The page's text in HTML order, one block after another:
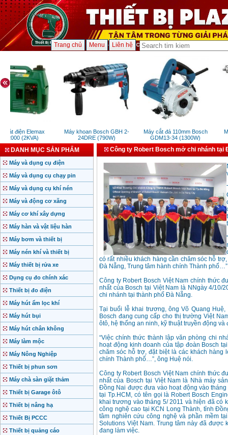
Trang chủ Menu Liên hệ
điện Elemax
(2KVA)
Máy khoan Bosch GBH 2-
24DRE (790W)
Máy cắt đá 110mm Bosch
GDM13-34 (1300W)
DANH MỤC SẢN PHẨM
Máy và dụng cụ điện
Máy và dụng cụ chạy pin
Máy và dụng cụ khí nén
Máy và động cơ xăng
Máy cơ khí xây dựng
Máy hàn và vật liệu hàn
Máy bơm và thiết bị
Máy nén khí và thiết bị
Máy thiết bị rửa xe
Dụng cụ đo chính xác
Thiết bị đo điện
Máy hút ẩm lọc khí
Máy hút bụi
Máy hút chân không
Máy làm mộc
Máy Nông Nghiệp
Thiết bị phun sơn
Máy chà sàn giặt thảm
Thiết bị Garage ôtô
Thiết bị nâng hạ
Thiết Bị PCCC
Thiết bị quảng cáo
Công ty Robert Bosch mở chi nhánh tại
có rất nhiều khách hàng cần chăm sóc hỗ
Đà Nẵng, Trung tâm hành chính Thành
Công ty Robert Bosch Việt Nam chính thức
nhất của Bosch tại Việt Nam là NNgày 4/10/
chi nhánh tại thành phố Đà Nẵng.
Tại buổi lễ khai trương, ông Võ Quang
Bosch đang cung cấp cho thị trường Việt
ôtô, hệ thống an ninh, kỹ thuật truyền động
“Việc chính thức thành lập văn phòng chi
hoạt động kinh doanh của tập đoàn Bosch
chăm sóc hỗ trợ, đặt biệt là các khách
chính Thành phố…”, ông Huệ nói.
Công ty Robert Bosch Việt Nam chính thức
nhất của Bosch tại Việt Nam là Nhà máy
Đồng Nai được đưa vào hoạt động vào
tại Tp.HCM, có tên gọi là Robert Bosch
khai trương vào tháng 5/ 2011 và hiện đã có
công nghệ cao tại KCN Long Thành, tỉnh
tâm nghiên cứu công nghệ và phần mềm
Solutions Việt Nam. Trung tâm này đã
đang làm việc.